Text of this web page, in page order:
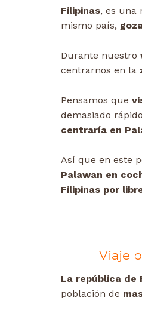
Filipinas, es una
mismo país,
Durante nuestro
centrarnos en la
Pensamos que
demasiado
centraría en
Así que en este
Palawan en
Filipinas por
Viaje
La república de
población de